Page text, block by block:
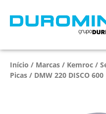
Início / Marcas / Kemroc /
Picas / DMW 220 DISCO 600